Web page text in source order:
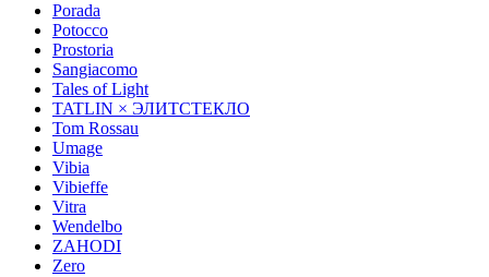
Porada
Potocco
Prostoria
Sangiacomo
Tales of Light
TATLIN × ЭЛИТСТЕКЛО
Tom Rossau
Umage
Vibia
Vibieffe
Vitra
Wendelbo
ZAHODI
Zero